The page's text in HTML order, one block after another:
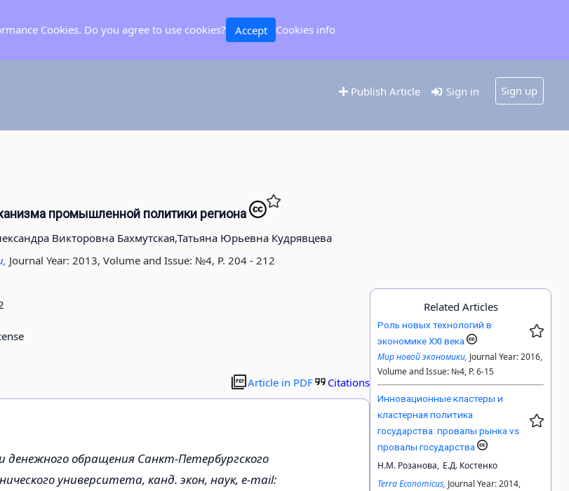
Publish Article Sign in Sign up
промышленной политики региона
Викторовна Бахмутская,Татьяна Юрьевна Кудрявцева
Journal Year: 2013, Volume and Issue: №4, P. 204 - 212
Article in PDF Citations
обращения Санкт-Петербургского
университета, канд. экон, наук, e-mail:
Related Articles
Роль новых технологий в
экономике XXI века
Мир новой экономики, Journal Year: 2016,
Volume and Issue: №4, P. 6-15
Инновационные кластеры и
кластерная политика
государства: провалы рынка vs
провалы государства
Н.М. Розанова, Е.Д. Костенко
Terra Economicus, Journal Year: 2014,
Cookies. Do you agree to use cookies? Accept Cookies info